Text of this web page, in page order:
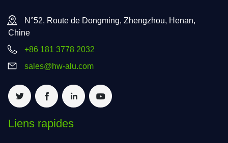
N°52, Route de Dongming, Zhengzhou, Henan,
Chine
+86 181 3778 2032
sales@hw-alu.com
Liens rapides